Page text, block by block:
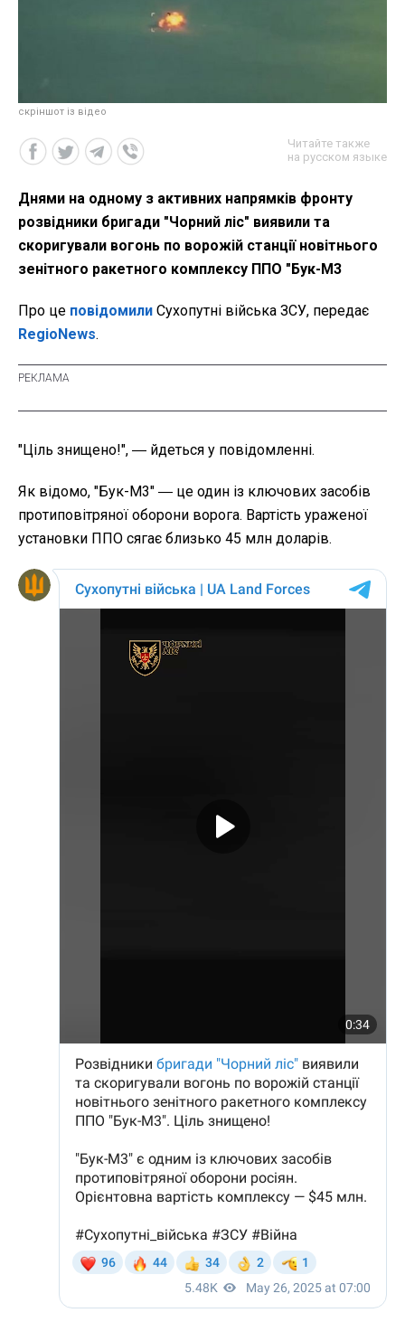
скріншот із відео
Читайте также
на русском языке
Днями на одному з активних напрямків фронту
розвідники бригади "Чорний ліс" виявили та
скоригували вогонь по ворожій станції новітнього
зенітного ракетного комплексу ППО "Бук-М3
Про це повідомили Сухопутні війська ЗСУ, передає
RegioNews.
"Ціль знищено!", ― йдеться у повідомленні.
Як відомо, "Бук-М3" ― це один із ключових засобів
протиповітряної оборони ворога. Вартість ураженої
установки ППО сягає близько 45 млн доларів.